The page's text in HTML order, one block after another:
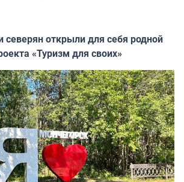
северян открыли для себя родной
«Туризм для своих»